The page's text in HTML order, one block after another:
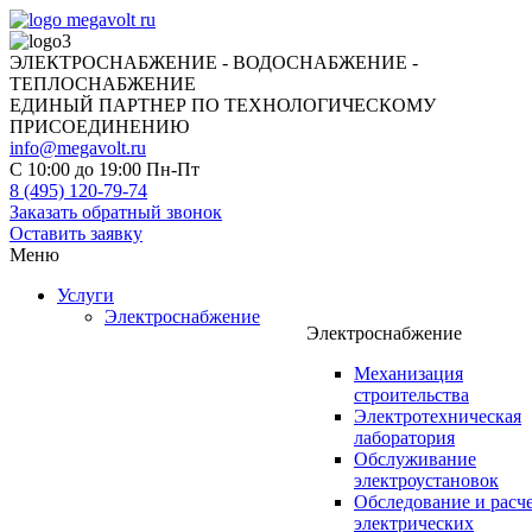
ЭЛЕКТРОСНАБЖЕНИЕ - ВОДОСНАБЖЕНИЕ -
ТЕПЛОСНАБЖЕНИЕ
ЕДИНЫЙ ПАРТНЕР ПО ТЕХНОЛОГИЧЕСКОМУ
ПРИСОЕДИНЕНИЮ
info@megavolt.ru
C 10:00 до 19:00 Пн-Пт
8 (495) 120-79-74
Заказать обратный звонок
Оставить заявку
Меню
Услуги
Электроснабжение
Электроснабжение
Механизация
строительства
Электротехническая
лаборатория
Обслуживание
электроустановок
Обследование и
электрических